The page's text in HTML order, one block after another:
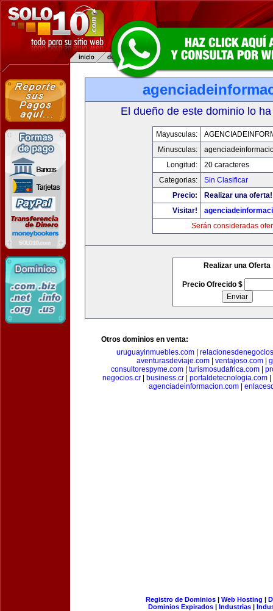
El dueño de este dominio lo
Mayusculas:
Minusculas:
Longitud:
20 caracteres
Categorias:
Sin Clasificar
Precio:
Realizar una oferta!
Visitar!
Serán consideradas
Realizar una Oferta
Precio Ofrecido $
Otros dominios en venta:
uruguayinmuebles.com|
aventurasdeviaje.com| ventajoso.com|
consultorespyme.com| turismosudafrica.com|
negocios.cr
business.cr portaldetecnologia.com
agenciadeinformacion.com
Registro de Dominios| Web Hosting |
Dominios Expirados | Industrias |